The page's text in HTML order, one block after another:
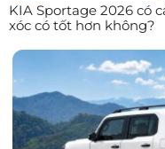
KIA Sportage 2026 có
xóc có tốt hơn không?